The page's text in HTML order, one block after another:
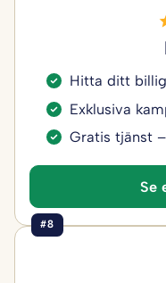
Hitta ditt
Exklusiva
Gratis tjänst
Se
#8